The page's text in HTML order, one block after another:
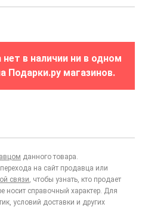
в наличии ни в одном
Подарки.ру магазинов.
данного товара.
на сайт продавца или
связи, чтобы узнать, кто продает
носит справочный характер. Для
условий доставки и других